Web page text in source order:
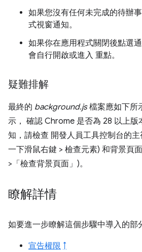
如果您沒有任何未完成的待辦
式視窗通知。
如果你在應用程式關閉後點選
會自行開啟或進入 重點。
疑難排解
最終的 background.js檔案應如下所
示， 確認 Chrome 是否為 28 以上版
知，請檢查 開發人員工具控制台的
一下滑鼠右鍵 > 檢查元素) 和背景頁
>「檢查背景頁面」 )。
瞭解詳情
如要進一步瞭解這個步驟中導入的部
宣告權限 ↑